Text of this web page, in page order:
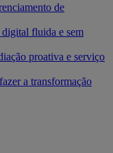
de
fluida e sem
proativa e serviço
a transformação